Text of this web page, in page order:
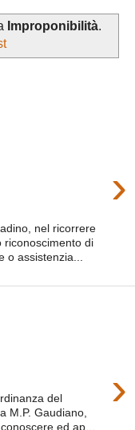
Improponibilità.
›
nel ricorrere
riconoscimento di
o assistenzia...
›
del
M.P. Gaudiano,
ed ap...